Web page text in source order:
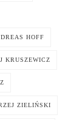
HOFF
KRUSZEWICZ
ZIELIŃSKI